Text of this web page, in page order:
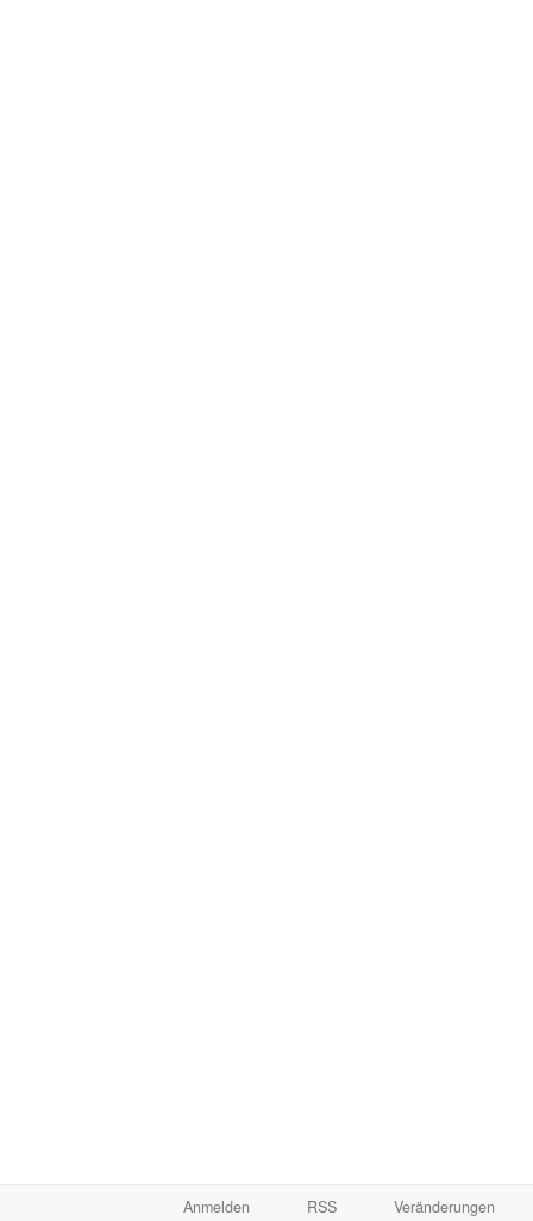
Anmelden RSS Veränderungen